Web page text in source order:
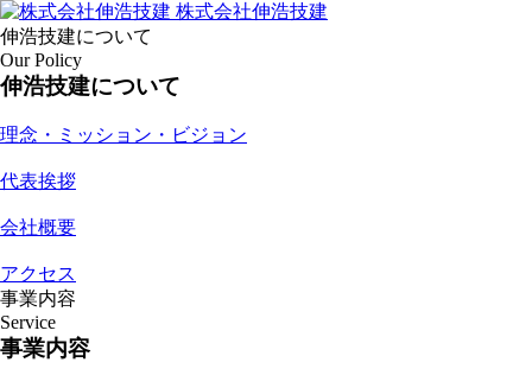
株式会社伸浩技建
伸浩技建について
Our Policy
伸浩技建について
理念・ミッション・ビジョン
代表挨拶
会社概要
アクセス
事業内容
Service
事業内容